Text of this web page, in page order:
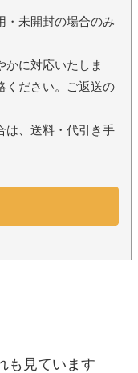
・未開封の場合のみ
かに対応いたしま
ください。ご返送の
は、送料・代引き手
も見ています